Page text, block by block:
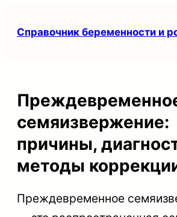
Справочник беременности и
семяизвержение:
причины,
методы
Преждевременное